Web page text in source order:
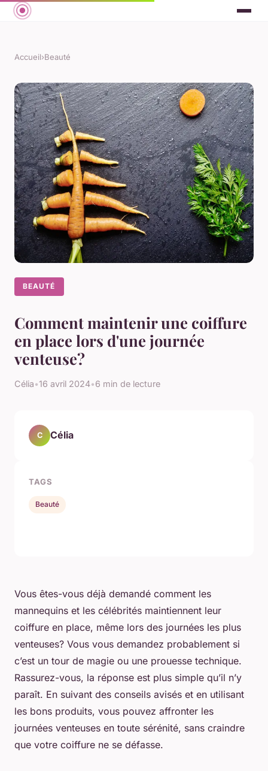
Accueil›Beauté
BEAUTÉ
Comment maintenir une coiffure
en place lors d'une journée
venteuse?
Célia•16 avril 2024•6 min de lecture
Vous êtes-vous déjà demandé comment les
mannequins et les célébrités maintiennent leur
coiffure en place, même lors des journées les plus
venteuses? Vous vous demandez probablement si
c’est un tour de magie ou une prouesse technique.
Rassurez-vous, la réponse est plus simple qu’il n’y
paraît. En suivant des conseils avisés et en utilisant
les bons produits, vous pouvez affronter les
journées venteuses en toute sérénité, sans craindre
que votre coiffure ne se défasse.
C Célia
TAGS
Beauté